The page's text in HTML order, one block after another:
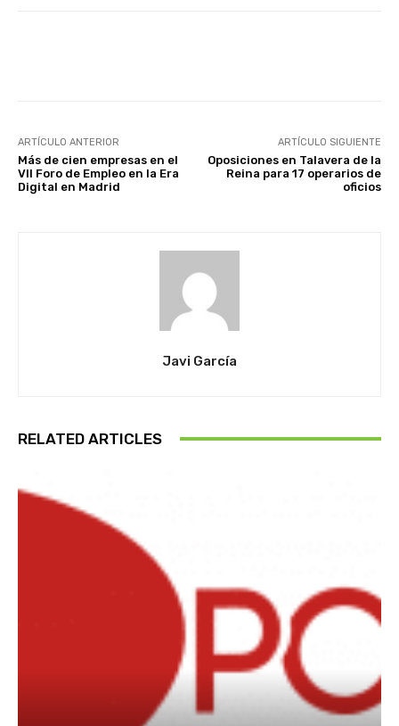
ARTÍCULO ANTERIOR
Más de cien empresas en el
VII Foro de Empleo en la Era
Digital en Madrid
ARTÍCULO SIGUIENTE
Oposiciones en Talavera de la
Reina para 17 operarios de
oficios
Javi García
RELATED ARTICLES